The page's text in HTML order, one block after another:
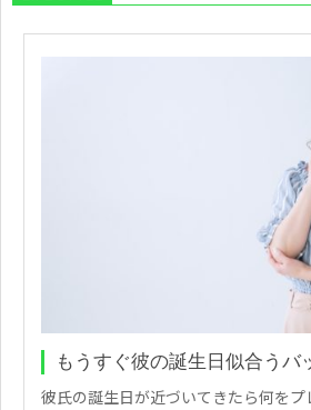
もうすぐ彼の誕生日似合うバ
彼氏の誕生日が近づいてきたら何を